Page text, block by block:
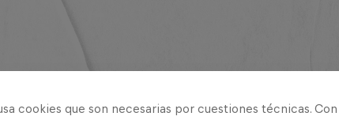
cookies que son necesarias por cuestiones técnicas.